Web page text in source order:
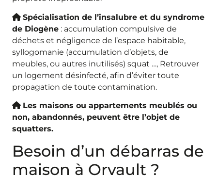
Spécialisation de l’insalubre et du syndrome
de Diogène : accumulation compulsive de
déchets et négligence de l’espace habitable,
syllogomanie (accumulation d’objets, de
meubles, ou autres inutilisés) squat …, Retrouver
un logement désinfecté, afin d’éviter toute
propagation de toute contamination.
Les maisons ou appartements meublés ou
non, abandonnés, peuvent être l’objet de
squatters.
Besoin d’un débarras de
maison à Orvault ?